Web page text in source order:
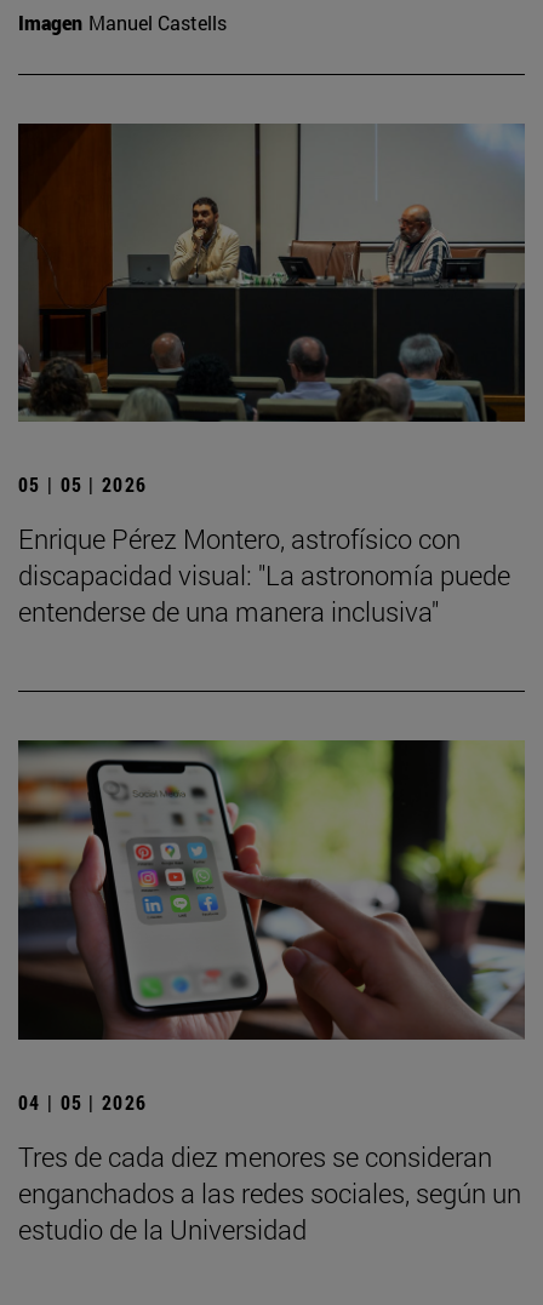
Imagen Manuel Castells
05 | 05 | 2026
Enrique Pérez Montero, astrofísico con
discapacidad visual: "La astronomía puede
entenderse de una manera inclusiva"
04 | 05 | 2026
Tres de cada diez menores se consideran
enganchados a las redes sociales, según un
estudio de la Universidad